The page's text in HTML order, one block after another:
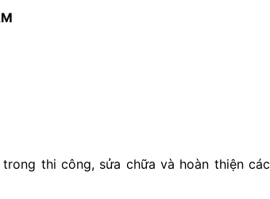
thi công, sửa chữa và hoàn thiện các